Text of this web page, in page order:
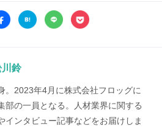
川鈴
。2023年4月に株式会社フロッグに
部の一員となる。人材業界に関する
インタビュー記事などをお届けしま